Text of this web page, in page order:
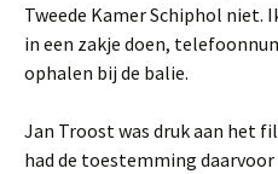
Tweede Kamer Schiphol
in een zakje doen,
ophalen bij de balie.
Jan Troost was druk aan het
had de toestemming